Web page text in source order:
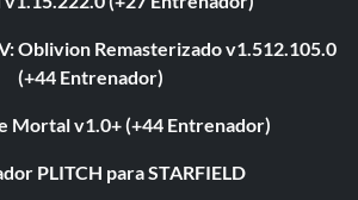
Oblivion Remasterizado v1.512.105.0
(+44 Entrenador)
Mortal v1.0+ (+44 Entrenador)
PLITCH para STARFIELD